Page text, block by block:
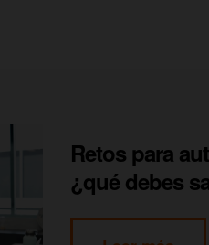
Retos para
¿qué debes